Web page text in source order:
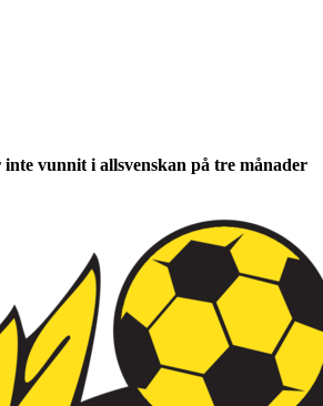
vunnit i allsvenskan på tre månader